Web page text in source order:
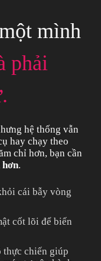
mình
phải
hệ thống vẫn
hay chạy theo
chỉ hơn, bạn cần
hơn.
cái bẫy vòng
cốt lõi để biến
thực chiến giúp